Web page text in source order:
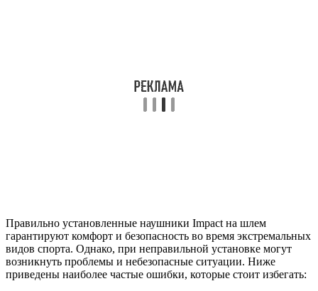
Правильно установленные наушники Impact на шлем
гарантируют комфорт и безопасность во время экстремальных
видов спорта. Однако, при неправильной установке могут
возникнуть проблемы и небезопасные ситуации. Ниже
приведены наиболее частые ошибки, которые стоит избегать: